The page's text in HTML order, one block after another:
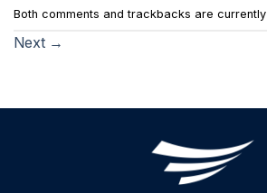
Both comments and trackbacks are
Next →